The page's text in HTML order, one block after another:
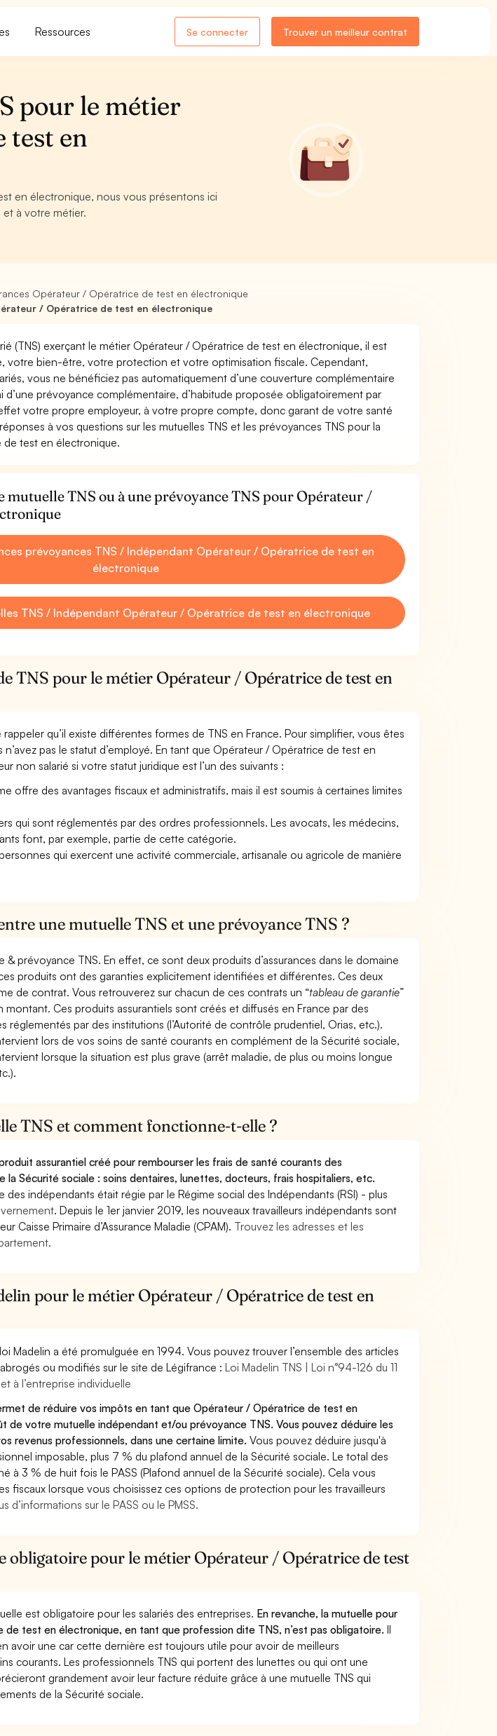
Ressources Se connecter Trouver un meilleur contrat
pour le métier
test en
en électronique, nous vous présentons ici
à votre métier.
Opérateur / Opératrice de test en électronique
/ Opératrice de test en électronique
(TNS) exerçant le métier Opérateur / Opératrice de test en électronique, il est
votre bien-être, votre protection et votre optimisation fiscale. Cependant,
vous ne bénéficiez pas automatiquement d’une couverture complémentaire
d’une prévoyance complémentaire, d’habitude proposée obligatoirement par
votre propre employeur, à votre propre compte, donc garant de votre santé
à vos questions sur les mutuelles TNS et les prévoyances TNS pour la
test en électronique.
mutuelle TNS ou à une prévoyance TNS pour Opérateur /
prévoyances TNS / Indépendant Opérateur / Opératrice de test en
électronique
TNS / Indépendant Opérateur / Opératrice de test en électronique
TNS pour le métier Opérateur / Opératrice de test en
qu’il existe différentes formes de TNS en France. Pour simplifier, vous êtes
pas le statut d’employé. En tant que Opérateur / Opératrice de test en
non salarié si votre statut juridique est l’un des suivants :
offre des avantages fiscaux et administratifs, mais il est soumis à certaines limites
qui sont réglementés par des ordres professionnels. Les avocats, les médecins,
font, par exemple, partie de cette catégorie.
qui exercent une activité commerciale, artisanale ou agricole de manière
une mutuelle TNS et une prévoyance TNS ?
prévoyance TNS. En effet, ce sont deux produits d’assurances dans le domaine
produits ont des garanties explicitement identifiées et différentes. Ces deux
de contrat. Vous retrouverez sur chacun de ces contrats un “tableau de garantie”
montant. Ces produits assurantiels sont créés et diffusés en France par des
réglementés par des institutions (l’Autorité de contrôle prudentiel, Orias, etc.).
lors de vos soins de santé courants en complément de la Sécurité sociale,
lorsque la situation est plus grave (arrêt maladie, de plus ou moins longue
TNS et comment fonctionne-t-elle ?
assurantiel créé pour rembourser les frais de santé courants des
la Sécurité sociale : soins dentaires, lunettes, docteurs, frais hospitaliers, etc.
indépendants était régie par le Régime social des Indépendants (RSI) - plus
. Depuis le 1er janvier 2019, les nouveaux travailleurs indépendants sont
Caisse Primaire d’Assurance Maladie (CPAM). Trouvez les adresses et les
pour le métier Opérateur / Opératrice de test en
Madelin a été promulguée en 1994. Vous pouvez trouver l’ensemble des articles
ou modifiés sur le site de Légifrance :Loi Madelin TNS | Loi n°94-126 du 11
à l’entreprise individuelle
de réduire vos impôts en tant que Opérateur / Opératrice de test en
de votre mutuelle indépendant et/ou prévoyance TNS. Vous pouvez déduire les
revenus professionnels, dans une certaine limite.Vous pouvez déduire jusqu'à
imposable, plus 7 % du plafond annuel de la Sécurité sociale. Le total des
à 3 % de huit fois le PASS (Plafond annuel de la Sécurité sociale). Cela vous
fiscaux lorsque vous choisissez ces options de protection pour les travailleurs
d’informations sur le PASS ou le PMSS.
obligatoire pour le métier Opérateur / Opératrice de test
est obligatoire pour les salariés des entreprises. En revanche, la mutuelle pour
test en électronique, en tant que profession dite TNS, n’est pas obligatoire.Il
avoir une car cette dernière est toujours utile pour avoir de meilleurs
courants. Les professionnels TNS qui portent des lunettes ou qui ont une
grandement avoir leur facture réduite grâce à une mutuelle TNS qui
de la Sécurité sociale.